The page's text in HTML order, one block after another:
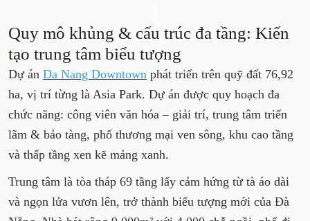
thành “cú kích nổ” giữa lúc thị trường trầm
lắng.
Quy mô khủng & cấu trúc đa
tầng: Kiến tạo trung tâm biểu
tượng
đất 76,92 ha, vị trí từng là Asia Park. Dự án được
quy hoạch đa chức năng: công viên văn hóa –